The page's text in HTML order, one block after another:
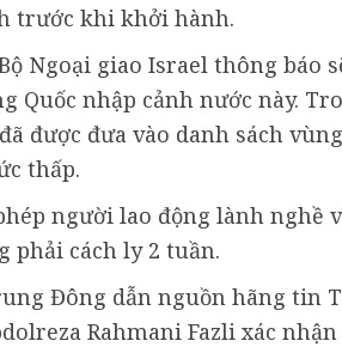
trước khi khởi hành.
Ngoại giao Israel thông báo
Quốc nhập cảnh nước này.
được đưa vào danh sách vùng
thấp.
người lao động lành nghề
phải cách ly 2 tuần.
Đông dẫn nguồn hãng tin
Rahmani Fazli xác